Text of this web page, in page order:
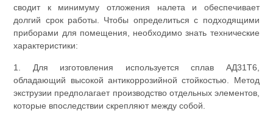
сводит к минимуму отложения налета и обеспечивает
долгий срок работы. Чтобы определиться с подходящими
приборами для помещения, необходимо знать технические
характеристики:
1. Для изготовления используется сплав АД31Т6,
обладающий высокой антикоррозийной стойкостью. Метод
экструзии предполагает производство отдельных элементов,
которые впоследствии скрепляют между собой.